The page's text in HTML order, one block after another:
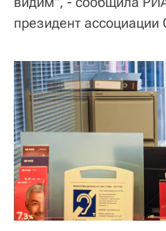
президент ассоциации